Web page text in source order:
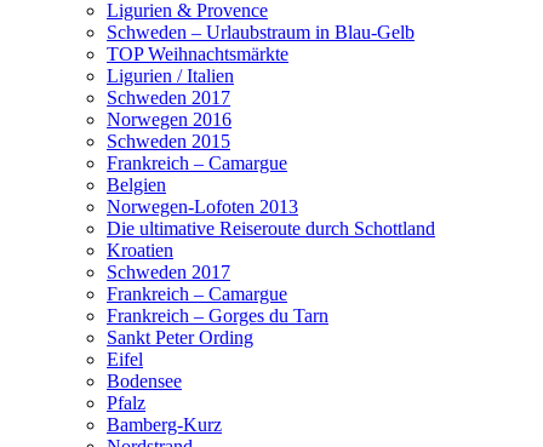
Ligurien & Provence
Schweden – Urlaubstraum in Blau-Gelb
TOP Weihnachtsmärkte
Ligurien / Italien
Schweden 2017
Norwegen 2016
Schweden 2015
Frankreich – Camargue
Belgien
Norwegen-Lofoten 2013
Die ultimative Reiseroute durch Schottland
Kroatien
Schweden 2017
Frankreich – Camargue
Frankreich – Gorges du Tarn
Sankt Peter Ording
Eifel
Bodensee
Pfalz
Bamberg-Kurz